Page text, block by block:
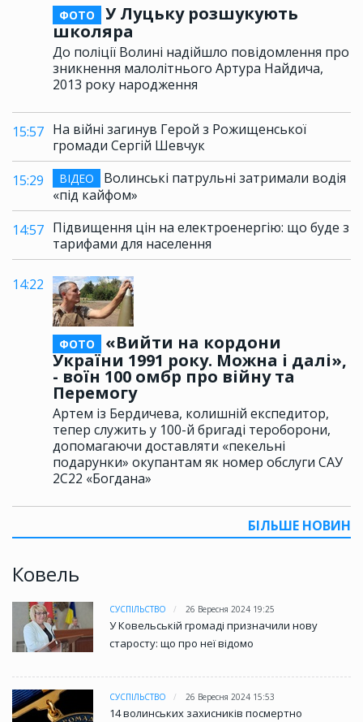
ФОТО
У Луцьку розшукують
школяра
До поліції Волині надійшло повідомлення про
зникнення малолітнього Артура Найдича,
2013 року народження
15:57 На війні загинув Герой з Рожищенської
громади Сергій Шевчук
15:29
ВІДЕО
Волинські патрульні затримали водія
«під кайфом»
14:57 Підвищення цін на електроенергію: що буде з
тарифами для населення
14:22
ФОТО
«Вийти на кордони
України 1991 року. Можна і далі»,
- воїн 100 омбр про війну та
Перемогу
Артем із Бердичева, колишній експедитор,
тепер служить у 100-й бригаді тероборони,
допомагаючи доставляти «пекельні
подарунки» окупантам як номер обслуги САУ
2С22 «Богдана»
БІЛЬШЕ НОВИН
Ковель
СУСПІЛЬСТВО 26 Вересня 2024 19:25
У Ковельській громаді призначили нову
старосту: що про неї відомо
СУСПІЛЬСТВО 26 Вересня 2024 15:53
14 волинських захисників посмертно